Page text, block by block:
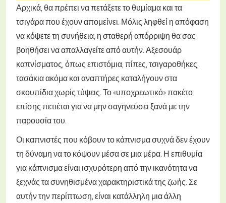
Αρχικά, θα πρέπει να πετάξετε το θυμίαμα και τα
τσιγάρα που έχουν απομείνει. Μόλις ληφθεί η απόφαση
να κόψετε τη συνήθεια, η σταθερή απόρριψη θα σας
βοηθήσει να απαλλαγείτε από αυτήν. Αξεσουάρ
καπνίσματος, όπως επιστόμια, πίπες, τσιγαροθήκες,
τασάκια ακόμα και αναπτήρες καταλήγουν στα
σκουπίδια χωρίς τύψεις. Το «υποχρεωτικό» πακέτο
επίσης πετιέται για να μην σαγηνεύσει ξανά με την
παρουσία του.
Οι καπνιστές που κόβουν το κάπνισμα συχνά δεν έχουν
τη δύναμη να το κόψουν μέσα σε μια μέρα. Η επιθυμία
για κάπνισμα είναι ισχυρότερη από την ικανότητα να
ξεχνάς τα συνηθισμένα χαρακτηριστικά της ζωής. Σε
αυτήν την περίπτωση, είναι κατάλληλη μια άλλη